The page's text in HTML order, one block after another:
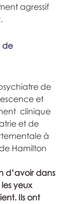
agressif
de
de
et
clinique
et de
à
Hamilton
d’avoir dans
yeux
Ils ont